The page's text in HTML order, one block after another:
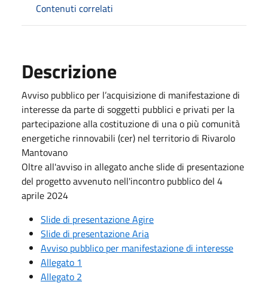
Contenuti correlati
Descrizione
Avviso pubblico per l’acquisizione di manifestazione di
interesse da parte di soggetti pubblici e privati per la
partecipazione alla costituzione di una o più comunità
energetiche rinnovabili (cer) nel territorio di Rivarolo
Mantovano
Oltre all'avviso in allegato anche slide di presentazione
del progetto avvenuto nell'incontro pubblico del 4
aprile 2024
Slide di presentazione Agire
Slide di presentazione Aria
Avviso pubblico per manifestazione di interesse
Allegato 1
Allegato 2